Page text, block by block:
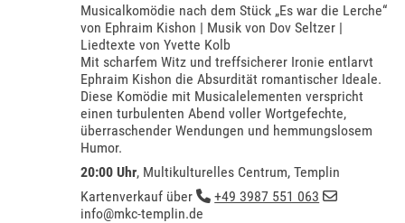
Musicalkomödie nach dem Stück „Es war die Lerche“
von Ephraim Kishon | Musik von Dov Seltzer |
Liedtexte von Yvette Kolb
Mit scharfem Witz und treffsicherer Ironie entlarvt
Ephraim Kishon die Absurdität romantischer Ideale.
Diese Komödie mit Musicalelementen verspricht
einen turbulenten Abend voller Wortgefechte,
überraschender Wendungen und hemmungslosem
Humor.
20:00 Uhr, Multikulturelles Centrum, Templin
Kartenverkauf über
+49 3987 551 063
info@mkc-templin.de